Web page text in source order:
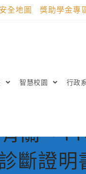
全地圖 獎助學金專
智慧校園 行政
關「
斷證